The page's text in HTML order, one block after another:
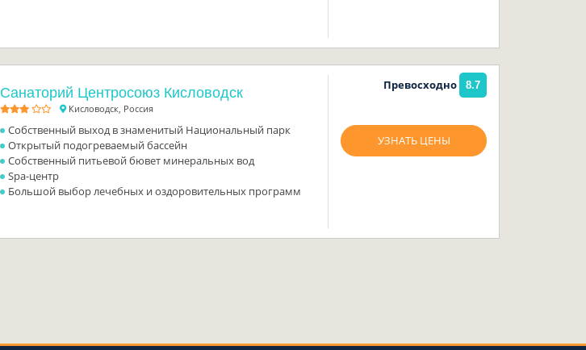
Санаторий Центросоюз Кисловодск
Кисловодск, Россия
Собственный выход в знаменитый Национальный парк
Открытый подогреваемый бассейн
Собственный питьевой бювет минеральных вод
Spa-центр
Большой выбор лечебных и оздоровительных программ
Превосходно 8.7
УЗНАТЬ ЦЕНЫ